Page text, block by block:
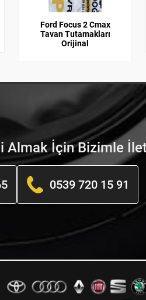
Ford Focus 2 Cmax
Tavan Tutamakları
Orijinal
Almak İçin Bizimle
0539 720 15 91